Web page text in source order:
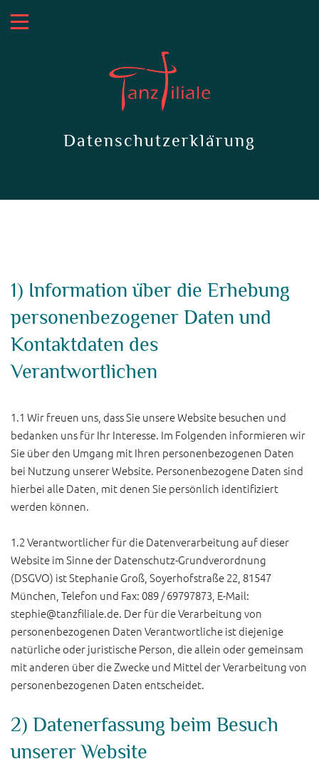
Datenschutzerklärung
1) Information über die Erhebung
personenbezogener Daten und
Kontaktdaten des
Verantwortlichen
1.1 Wir freuen uns, dass Sie unsere Website besuchen und
bedanken uns für Ihr Interesse. Im Folgenden informieren wir
Sie über den Umgang mit Ihren personenbezogenen Daten
bei Nutzung unserer Website. Personenbezogene Daten sind
hierbei alle Daten, mit denen Sie persönlich identifiziert
werden können.
1.2 Verantwortlicher für die Datenverarbeitung auf dieser
Website im Sinne der Datenschutz-Grundverordnung
(DSGVO) ist Stephanie Groß, Soyerhofstraße 22, 81547
München, Telefon und Fax: 089 / 69797873, E-Mail:
stephie@tanzfiliale.de. Der für die Verarbeitung von
personenbezogenen Daten Verantwortliche ist diejenige
natürliche oder juristische Person, die allein oder gemeinsam
mit anderen über die Zwecke und Mittel der Verarbeitung von
personenbezogenen Daten entscheidet.
2) Datenerfassung beim Besuch
unserer Website